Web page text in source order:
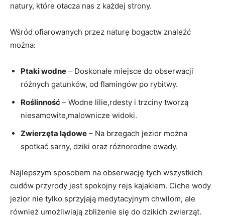
natury, które otacza nas z każdej strony.
Wśród ofiarowanych przez naturę bogactw znaleźć
można:
Ptaki wodne – Doskonałe miejsce do obserwacji
różnych gatunków, od flamingów po rybitwy.
Roślinność – Wodne lilie,rdesty i trzciny tworzą
niesamowite,malownicze widoki.
Zwierzęta lądowe – Na brzegach jezior można
spotkać sarny, dziki oraz różnorodne owady.
Najlepszym sposobem na obserwację tych wszystkich
cudów przyrody jest spokojny rejs kajakiem. Ciche wody
jezior nie tylko sprzyjają medytacyjnym chwilom, ale
również umożliwiają zbliżenie się do dzikich zwierząt.